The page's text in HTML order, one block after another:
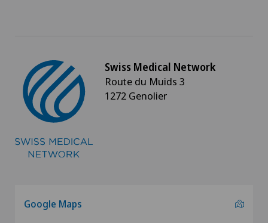
Swiss Medical Network
Route du Muids 3
1272 Genolier
Google Maps